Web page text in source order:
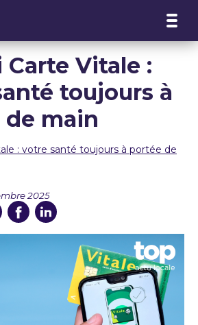
Carte Vitale :
toujours à
main
: votre santé toujours à portée de
2025
cookies